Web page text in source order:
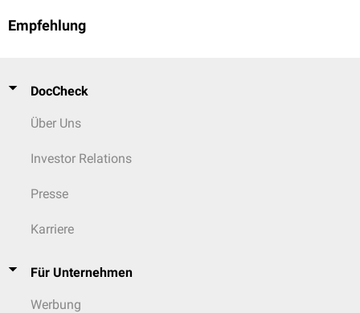
Empfehlung
DocCheck
Über Uns
Investor Relations
Presse
Karriere
Für Unternehmen
Werbung